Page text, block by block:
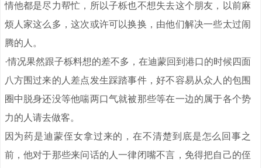
情他都是尽力帮忙，所以子栎也不想失去这个朋友，以前麻
烦人家这么多，这次或许可以换换，由他们解决一些太过闹
腾的人。
·情况果然跟子栎料想的差不多，在迪蒙回到港口的时候四面
八方围过来的人差点发生踩踏事件，好不容易从众人的包围
圈中脱身还没等他喘两口气就被那些等在一边的属于各个势
力的人请去做客。
因为药是迪蒙侄女拿过来的，在不清楚到底是怎么回事之
前，他对于那些来问话的人一律闭嘴不言，免得把自己的侄